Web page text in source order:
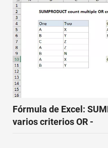
Fórmula de Excel:
varios criterios OR -